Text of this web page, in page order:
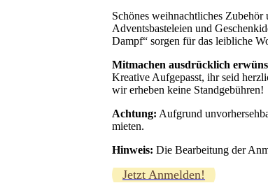
Schönes weihnachtliches
Adventsbasteleien und
Dampf“ sorgen für das leibliche
Mitmachen ausdrücklich
Kreative Aufgepasst, ihr seid
wir erheben keine Standgebühren!
Achtung: Aufgrund
mieten.
Hinweis: Die Bearbeitung der
Jetzt Anmelden!